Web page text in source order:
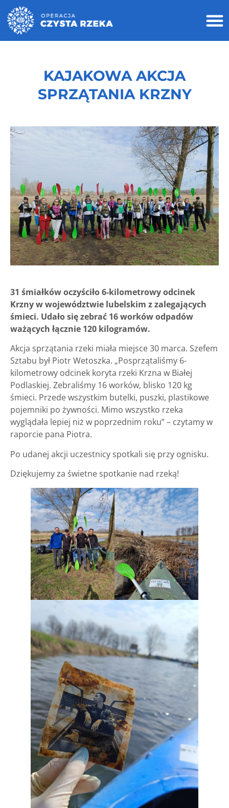
KAJAKOWA AKCJA
SPRZĄTANIA KRZNY
31 śmiałków oczyściło 6-kilometrowy odcinek
Krzny w województwie lubelskim z zalegających
śmieci. Udało się zebrać 16 worków odpadów
ważących łącznie 120 kilogramów.
Akcja sprzątania rzeki miała miejsce 30 marca. Szefem
Sztabu był Piotr Wetoszka. „Posprzątaliśmy 6-
kilometrowy odcinek koryta rzeki Krzna w Białej
Podlaskiej. Zebraliśmy 16 worków, blisko 120 kg
śmieci. Przede wszystkim butelki, puszki, plastikowe
pojemniki po żywności. Mimo wszystko rzeka
wyglądała lepiej niż w poprzednim roku” – czytamy w
raporcie pana Piotra.
Po udanej akcji uczestnicy spotkali się przy ognisku.
Dziękujemy za świetne spotkanie nad rzeką!